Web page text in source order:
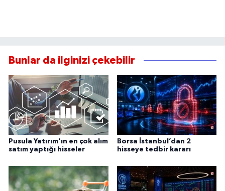
Bunlar da ilginizi çekebilir
Pusula Yatırım'ın en çok alım
satım yaptığı hisseler
Borsa İstanbul’dan 2
hisseye tedbir kararı